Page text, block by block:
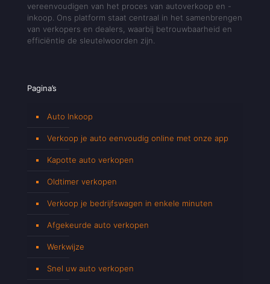
vereenvoudigen van het proces van autoverkoop en -
inkoop. Ons platform staat centraal in het samenbrengen
van verkopers en dealers, waarbij betrouwbaarheid en
efficiëntie de sleutelwoorden zijn.
Pagina’s
Auto Inkoop
Verkoop je auto eenvoudig online met onze app
Kapotte auto verkopen
Oldtimer verkopen
Verkoop je bedrijfswagen in enkele minuten
Afgekeurde auto verkopen
Werkwijze
Snel uw auto verkopen